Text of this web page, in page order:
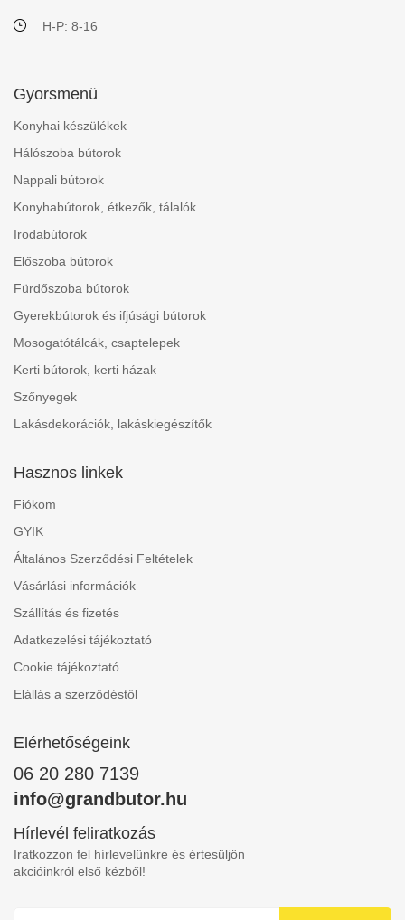
H-P: 8-16
Gyorsmenü
Konyhai készülékek
Hálószoba bútorok
Nappali bútorok
Konyhabútorok, étkezők, tálalók
Irodabútorok
Előszoba bútorok
Fürdőszoba bútorok
Gyerekbútorok és ifjúsági bútorok
Mosogatótálcák, csaptelepek
Kerti bútorok, kerti házak
Szőnyegek
Lakásdekorációk, lakáskiegészítők
Hasznos linkek
Fiókom
GYIK
Általános Szerződési Feltételek
Vásárlási információk
Szállítás és fizetés
Adatkezelési tájékoztató
Cookie tájékoztató
Elállás a szerződéstől
Elérhetőségeink
06 20 280 7139
info@grandbutor.hu
Hírlevél feliratkozás
Iratkozzon fel hírlevelünkre és értesüljön
akcióinkról első kézből!